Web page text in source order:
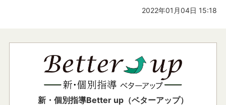
2022年01月04日 15:18
新・個別指導Better up（ベターアップ）